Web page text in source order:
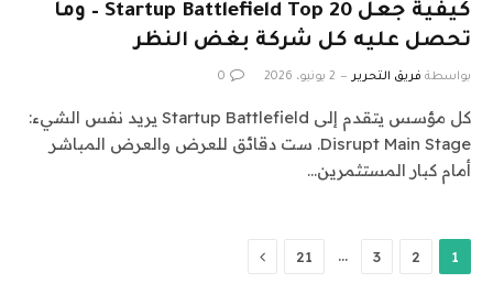
كيفية جعل Startup Battlefield Top 20 – وما
تحصل عليه كل شركة بغض النظر
بواسطة فريق التحرير 2 يونيو، 2026 0
كل مؤسس يتقدم إلى Startup Battlefield يريد نفس الشيء:
Disrupt Main Stage. ست دقائق للعرض والعرض المباشر
أمام كبار المستثمرين…
1
2
3
…
21 التالي